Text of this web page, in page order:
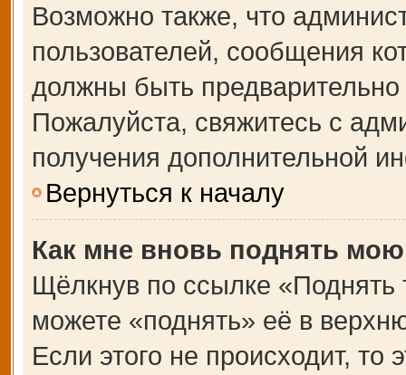
Возможно также, что
пользователей, сообщения
должны быть
Пожалуйста, свяжитесь с
получения дополнительной
Вернуться к началу
Как мне вновь поднять
Щёлкнув по ссылке
можете «поднять» её в
Если этого не происходит, то